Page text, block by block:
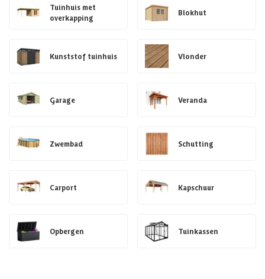
Tuinhuis met
overkapping
Blokhut
Kunststof tuinhuis Vlonder
Garage Veranda
Zwembad Schutting
Carport Kapschuur
Opbergen Tuinkassen